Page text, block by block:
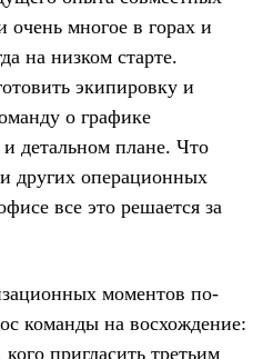
многое в горах и
на низком старте.
экипировку и
о графике
детальном плане. Что
других операционных
все это решается за
моментов по-
команды на восхождение:
пригласить третьим